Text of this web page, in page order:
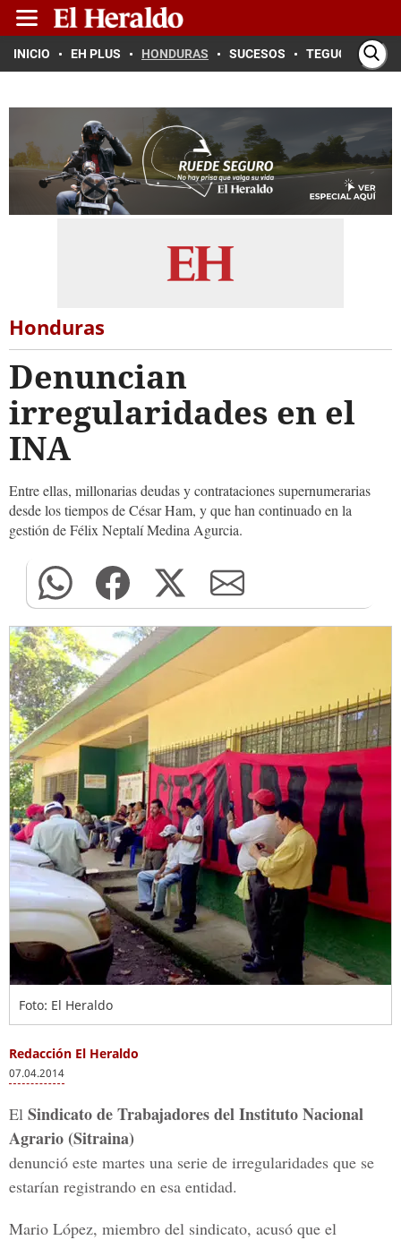
INICIO EH PLUS HONDURAS SUCESOS TEGUCIGALPA
Honduras
Denuncian
irregularidades en el
INA
Entre ellas, millonarias deudas y contrataciones supernumerarias
desde los tiempos de César Ham, y que han continuado en la
gestión de Félix Neptalí Medina Agurcia.
Foto: El Heraldo
Redacción El Heraldo
07.04.2014
El Sindicato de Trabajadores del Instituto Nacional
Agrario (Sitraina)
denunció este martes una serie de irregularidades que se
estarían registrando en esa entidad.
Mario López, miembro del sindicato, acusó que el